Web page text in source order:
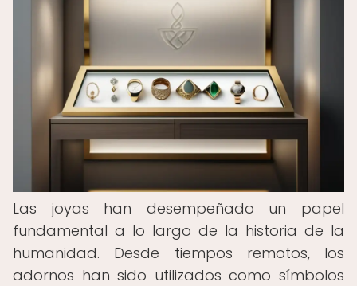
Las joyas han desempeñado un papel
fundamental a lo largo de la historia de la
humanidad. Desde tiempos remotos, los
adornos han sido utilizados como símbolos